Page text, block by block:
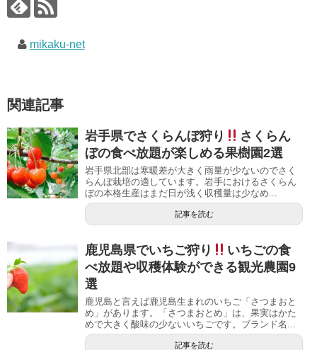
mikaku-net
関連記事
岩手県でさくらんぼ狩り
さくらん
ぼの食べ放題が楽しめる果樹園2選
岩手県北部は寒暖差が大きく雨量が少ないのでさく
らんぼ栽培の適しています。岩手におけるさくらん
ぼの本格生産はまだ日が浅く収穫量は少なめ...
記事を読む
鹿児島県でいちご狩り
いちごの食
べ放題や収穫体験ができる観光農園9
選
鹿児島と言えば鹿児島生まれのいちご「さつまおと
め」があります。「さつまおとめ」は、果実はかた
めで大きく酸味の少ないいちごです。ブランド名...
記事を読む